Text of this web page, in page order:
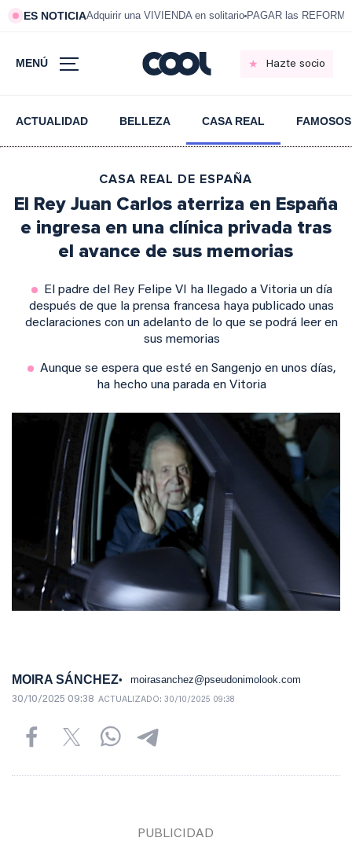
ES NOTICIAAdquirir una VIVIENDA en solitario PAGAR las
MENÚ Hazte socio
ACTUALIDAD BELLEZA CASA REAL FAMOSOS
CASA REAL DE ESPAÑA
El Rey Juan Carlos aterriza en España
e ingresa en una clínica privada tras
el avance de sus memorias
El padre del Rey Felipe VI ha llegado a Vitoria un día
después de que la prensa francesa haya publicado unas
declaraciones con un adelanto de lo que se podrá leer en
sus memorias
Aunque se espera que esté en Sangenjo en unos días,
ha hecho una parada en Vitoria
MOIRA SÁNCHEZ moirasanchez@pseudonimolook.com
30/10/2025 09:38 ACTUALIZADO: 30/10/2025 09:38